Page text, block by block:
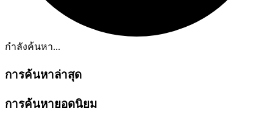
กำลังค้นหา...
การค้นหาล่าสุด
การค้นหายอดนิยม